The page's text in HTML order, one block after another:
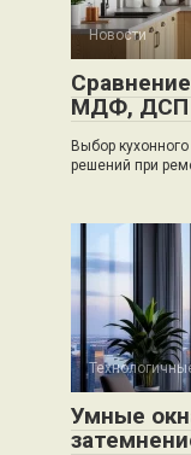
Новости
МДФ, ДСП
Выбор
решений при
Умные